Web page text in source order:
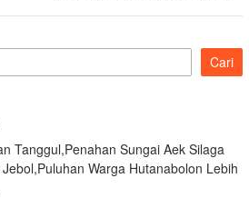
Cari
Tanggul,Penahan Sungai Aek Silaga
Warga Hutanabolon Lebih